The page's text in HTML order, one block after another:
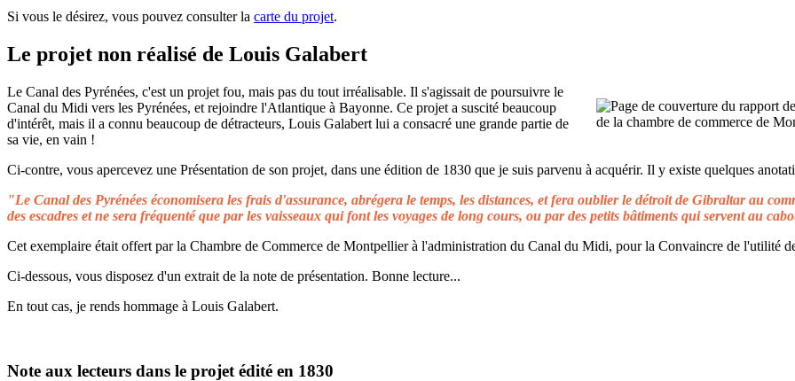
Si vous le désirez, vous pouvez consulter la carte du projet.
Le projet non réalisé de Louis Galabert
Le Canal des Pyrénées, c'est un projet fou, mais pas du tout irréalisable. Il s'agissait de poursuivre le
Canal du Midi vers les Pyrénées, et rejoindre l'Atlantique à Bayonne. Ce projet a suscité beaucoup
d'intérêt, mais il a connu beaucoup de détracteurs, Louis Galabert lui a consacré une grande partie de
sa vie, en vain !
Ci-contre, vous apercevez une Présentation de son projet, dans une édition de 1830 que je suis parvenu à acquérir. Il y existe quelques
"Le Canal des Pyrénées économisera les frais d'assurance, abrégera le temps, les distances, et fera oublier le détroit de Gibraltar au
des escadres et ne sera fréquenté que par les vaisseaux qui font les voyages de long cours, ou par des petits bâtiments qui servent au
Cet exemplaire était offert par la Chambre de Commerce de Montpellier à l'administration du Canal du Midi, pour la Convaincre de l'utilité
Ci-dessous, vous disposez d'un extrait de la note de présentation. Bonne lecture...
En tout cas, je rends hommage à Louis Galabert.
Note aux lecteurs dans le projet édité en 1830